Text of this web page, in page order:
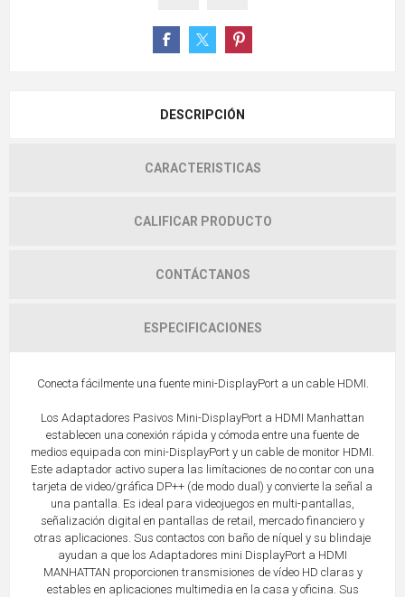
DESCRIPCIÓN
CARACTERISTICAS
CALIFICAR PRODUCTO
CONTÁCTANOS
ESPECIFICACIONES
Conecta fácilmente una fuente mini-DisplayPort a un cable HDMI.
Los Adaptadores Pasivos Mini-DisplayPort a HDMI Manhattan
establecen una conexión rápida y cómoda entre una fuente de
medios equipada con mini-DisplayPort y un cable de monitor HDMI.
Este adaptador activo supera las limítaciones de no contar con una
tarjeta de video/gráfica DP++ (de modo dual) y convierte la señal a
una pantalla. Es ideal para videojuegos en multi-pantallas,
señalización digital en pantallas de retail, mercado financiero y
otras aplicaciones. Sus contactos con baño de níquel y su blindaje
ayudan a que los Adaptadores mini DisplayPort a HDMI
MANHATTAN proporcionen transmisiones de vídeo HD claras y
estables en aplicaciones multimedia en la casa y oficina. Sus